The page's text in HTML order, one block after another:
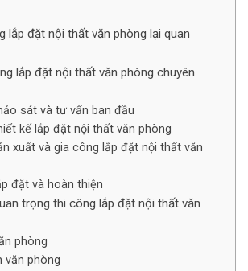
lắp đặt nội thất văn phòng lại quan
lắp đặt nội thất văn phòng chuyên
sát và tư vấn ban đầu
kế lắp đặt nội thất văn phòng
xuất và gia công lắp đặt nội thất văn
đặt và hoàn thiện
trọng thi công lắp đặt nội thất văn
phòng
văn phòng